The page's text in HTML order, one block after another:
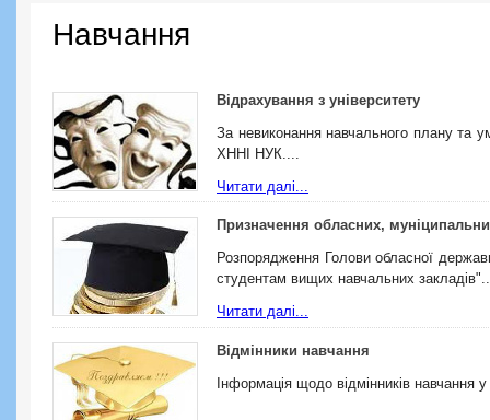
Навчання
Відрахування з університету
За невиконання навчального плану та
ХННІ НУК....
Читати далі...
Призначення обласних,
Розпорядження Голови обласної
студентам вищих навчальних
Читати далі...
Відмінники навчання
Інформація щодо відмінників навчання